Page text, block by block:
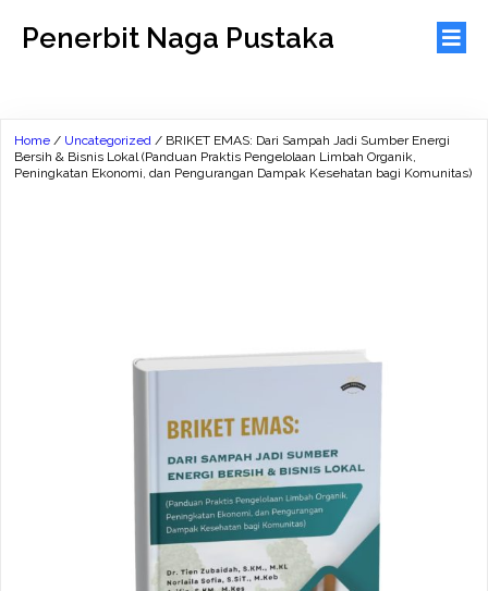
Penerbit Naga Pustaka
Home / Uncategorized / BRIKET EMAS: Dari Sampah Jadi Sumber Energi
Bersih & Bisnis Lokal (Panduan Praktis Pengelolaan Limbah Organik,
Peningkatan Ekonomi, dan Pengurangan Dampak Kesehatan bagi Komunitas)